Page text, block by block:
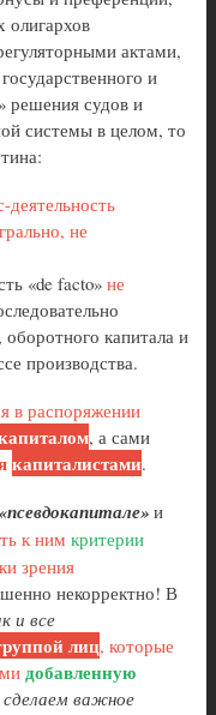
олигархов
актами,
и
решения судов и
системы в целом, то
деятельность
не
«de facto» не
оборотного капитала и
производства.
в распоряжении
, а сами
капиталистами.
«псевдокапитале» и
к ним критерии
зрения
некорректно! В
и все
лиц, которые
добавленную
важное